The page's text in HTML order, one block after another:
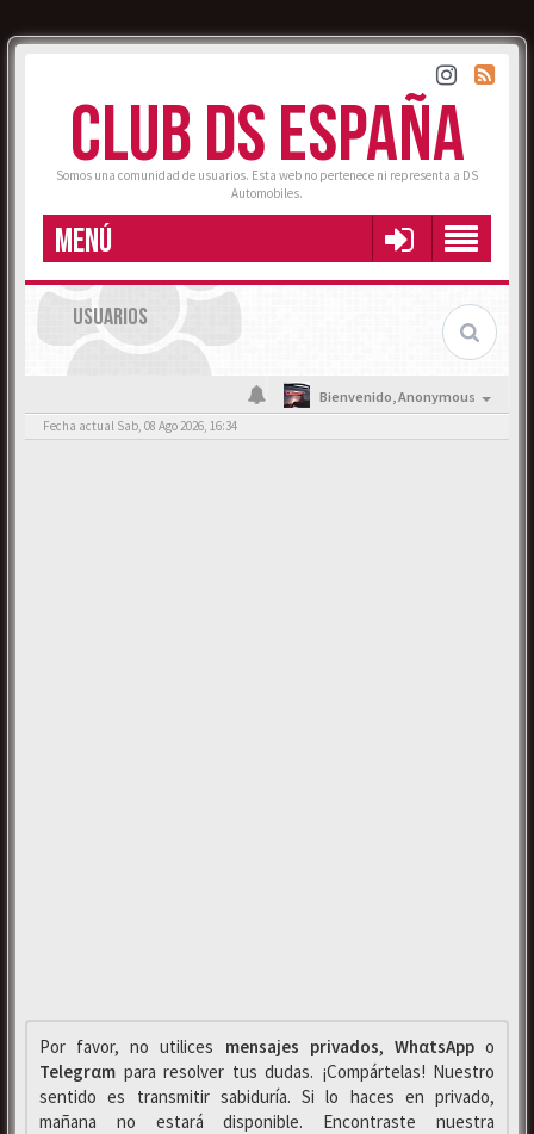
CLUB DS ESPAÑA
Somos una comunidad de usuarios. Esta web no pertenece ni representa a DS
Automobiles.
MENÚ
USUARIOS
Bienvenido,Anonymous
Fecha actual Sab, 08 Ago 2026, 16:34
Por favor, no utilices mensajes privados, WhαtsAppo
Telegrαm para resolver tus dudas. ¡Compártelas! Nuestro
sentido es transmitir sabiduría. Si lo haces en privado,
mañana no estará disponible. Encontraste nuestra